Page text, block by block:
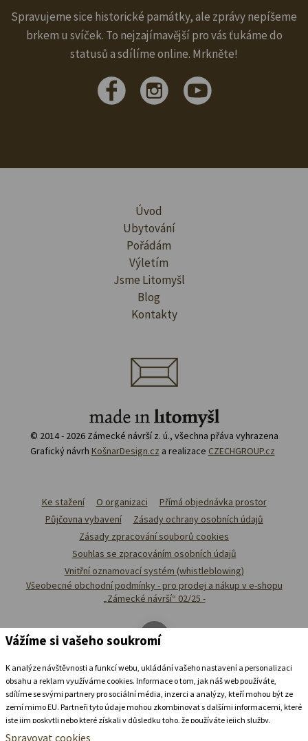
Spravujeme sice historické památky, ale zprávy nepíšeme
brkem u svíček. To nejzajímavější pro vás ťukáme do
statusů a sdílíme online. Mrkněte!
Úvod
Ubytování
Pořádám
Výletím
Jsme Litomyšl
Blog
Kontakty
© 2014 - 2026 Zámecké návrší z. ú., všechna přáva vyhrazena
Grafický návrh KošnarDesign.cz a realizace CZECHGROUP.cz
Ke stažení O organizaci
Přímá objednávka prostor
Půjčovna vybavení
Zásady ochrany osobních údajů
Zásady zpracování souborů cookies
Souhlas se zpracováním osobních údajů
Vnitřní oznamovací systém (whistleblowing)
Všeobecné obchodní podmínky - pro prodej a nákup v e-shopu
„Zámecké návrší“ 02/25 -
Vážíme si vašeho soukromí
K analýze návštěvnosti a funkcí webu, ukládání vašeho nastavení a personalizaci
obsahu a reklam využíváme cookies. Informace o tom, jak náš web používáte,
sdílíme se svými partnery pro sociální média, inzerci a analýzy, kteří mohou být ze
zemí mimo EU. Partneři tyto údaje mohou zkombinovat s dalšími informacemi, které
jste jim poskytli nebo které získali v důsledku toho, že používáte jejich služby.
Podrobné informace
Spravovat cookies